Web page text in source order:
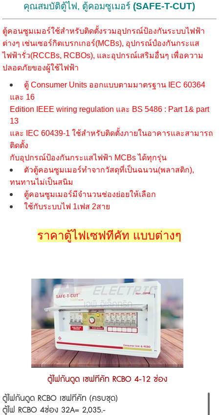
คุณสมบัติตู้ไฟ, ตู้คอมซูเมอร์ (SAFE-T-CUT)
ตู้คอนซูมเมอร์ใช้สำหรับติดตั้งรวมอุปกรณ์ป้องกันระบบไฟฟ้า
ต่างๆ เช่นเซอร์กิตเบรกเกอร์(MCBs), อุปกรณ์ป์องกันกระแส
ไฟฟ้ารั่ว(RCCBs, RCBOs), และอุปกรณ์เสริมอื่นๆ เพื่อความ
ปลอดภัยของผู้ใช้ไฟฟ้า
ตู้ Consumer Units ออกแบบตามมาตรฐาน IEC 60364
และ 16
Edition IEEE wiring regulation และ BS 5486 : Part 1& part
13
และ IEC 60439-1 ใช้สำหรับติดตั้งภายในอาคารและสามารถ
ติดตั้ง
กับอุปกรณ์ป้องกันกระแสไฟฟ้า MCBs ได้ทุกรุ่น
ตัวตู้คอนซูมเมอร์ทำจากวัสดุที่เป็นฉนวน(พลาสติก),
ทนทานไม่เป็นสนิม
ตู้คอนซูมเมอร์มีจำนวนช่องย่อยให้เลือก
ใช้กับระบบไฟ 1เฟส 2สาย
ราคาตู้ไฟเซฟทีคัท แบบต่างๆ
ตู้ไฟกันดูด เซฟทีคัท RCBO 4-12 ช่อง
ตู้ไฟกันดูด RCBO เซฟทีคัท (ครบชุด)
ตู้ไฟ RCBO 4ช่อง 32A= 2,035.-